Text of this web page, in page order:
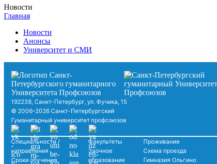
Новости
Главная
Новости
Анонсы
Университет и СМИ
192238, Санкт-Петербург, ул. Фучика, 15
© 2006–2026 Санкт-Петербургский
Гуманитарный университет профсоюзов
Специальности /
направления
Сроки обучения
Факультеты
Заочное
образование
Проживание
Схема проезда
Гимназия Ольгино